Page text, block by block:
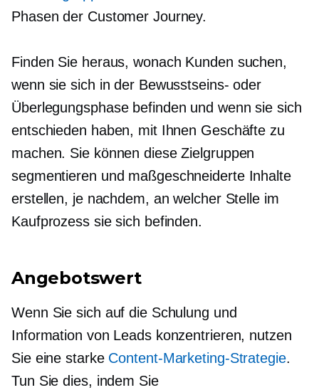
Phasen der Customer Journey.
Finden Sie heraus, wonach Kunden suchen,
wenn sie sich in der Bewusstseins- oder
Überlegungsphase befinden und wenn sie sich
entschieden haben, mit Ihnen Geschäfte zu
machen. Sie können diese Zielgruppen
segmentieren und maßgeschneiderte Inhalte
erstellen, je nachdem, an welcher Stelle im
Kaufprozess sie sich befinden.
Angebotswert
Wenn Sie sich auf die Schulung und
Information von Leads konzentrieren, nutzen
Sie eine starke Content-Marketing-Strategie.
Tun Sie dies, indem Sie